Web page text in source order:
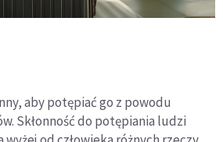
aby potępiać go z powodu
Skłonność do potępiania ludzi